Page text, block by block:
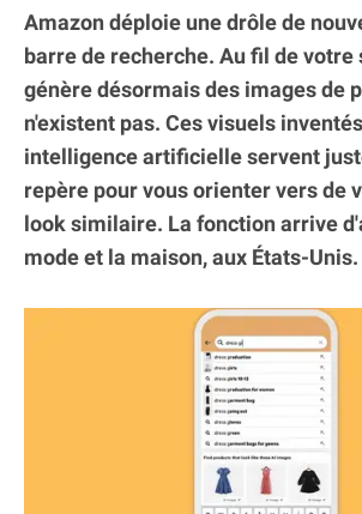
Amazon déploie une drôle de
barre de recherche. Au fil de votre
génère désormais des images de
n'existent pas. Ces visuels
intelligence artificielle servent
repère pour vous orienter vers de
look similaire. La fonction arrive
mode et la maison, aux États-Unis.